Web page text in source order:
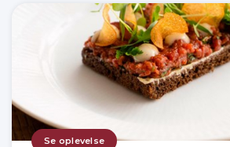
Se oplevelse